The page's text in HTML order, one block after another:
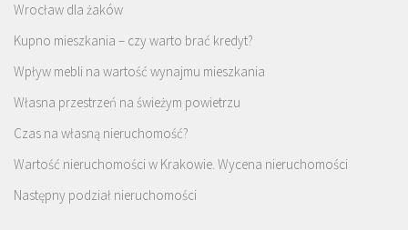
Wrocław dla żaków
Kupno mieszkania – czy warto brać kredyt?
Wpływ mebli na wartość wynajmu mieszkania
Własna przestrzeń na świeżym powietrzu
Czas na własną nieruchomość?
Wartość nieruchomości w Krakowie. Wycena nieruchomości
Następny podział nieruchomości